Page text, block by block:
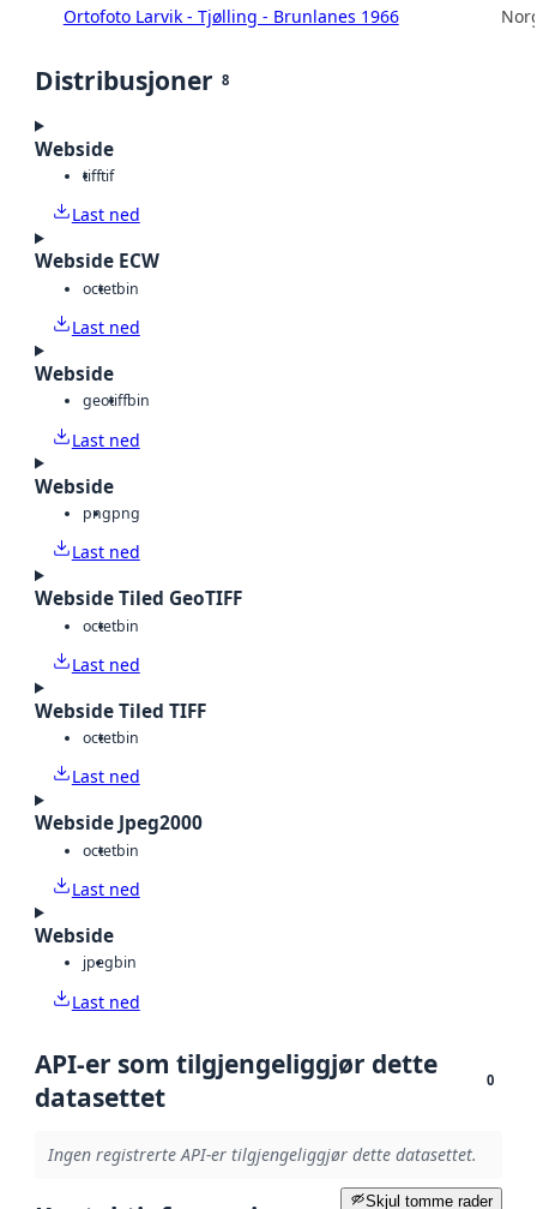
Ortofoto Larvik - Tjølling - Brunlanes 1966
Distribusjoner 8
Webside
tifftif
Last ned
Webside ECW
octetbin
Last ned
Webside
geotiffbin
Last ned
Webside
pngpng
Last ned
Webside Tiled GeoTIFF
octetbin
Last ned
Webside Tiled TIFF
octetbin
Last ned
Webside Jpeg2000
octetbin
Last ned
Webside
jpegbin
Last ned
API-er som tilgjengeliggjør dette
datasettet
0
Ingen registrerte API-er tilgjengeliggjør dette datasettet.
Skjul tomme rader